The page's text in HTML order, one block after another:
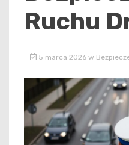
Ruchu
5 marca 2026 w